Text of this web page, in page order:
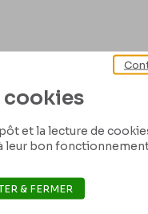
et la lecture de
leur bon
& FERMER